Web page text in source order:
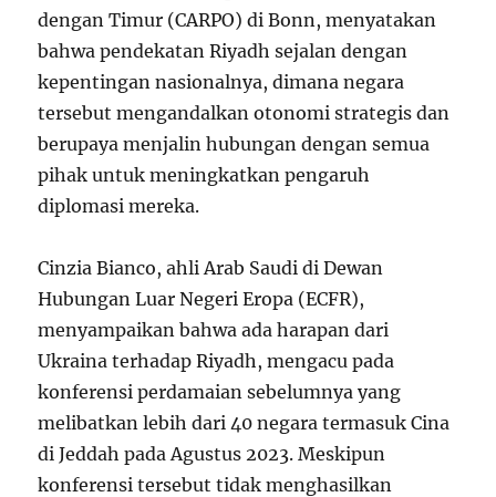
dengan Timur (CARPO) di Bonn, menyatakan
bahwa pendekatan Riyadh sejalan dengan
kepentingan nasionalnya, dimana negara
tersebut mengandalkan otonomi strategis dan
berupaya menjalin hubungan dengan semua
pihak untuk meningkatkan pengaruh
diplomasi mereka.
Cinzia Bianco, ahli Arab Saudi di Dewan
Hubungan Luar Negeri Eropa (ECFR),
menyampaikan bahwa ada harapan dari
Ukraina terhadap Riyadh, mengacu pada
konferensi perdamaian sebelumnya yang
melibatkan lebih dari 40 negara termasuk Cina
di Jeddah pada Agustus 2023. Meskipun
konferensi tersebut tidak menghasilkan